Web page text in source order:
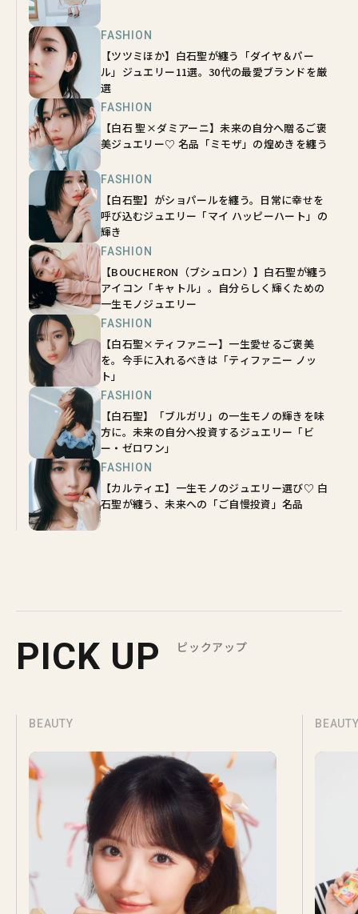
FASHION
【ツツミほか】白石聖が纏う「ダイヤ＆パー
ル」ジュエリー11選。30代の最愛ブランドを厳
選
FASHION
【白石 聖×ダミアーニ】未来の自分へ贈るご褒
美ジュエリー♡ 名品「ミモザ」の煌めきを纏う
FASHION
【白石聖】がショパールを纏う。日常に幸せを
呼び込むジュエリー「マイ ハッピーハート」の
輝き
FASHION
【BOUCHERON（ブシュロン）】白石聖が纏う
アイコン「キャトル」。自分らしく輝くための
一生モノジュエリー
FASHION
【白石聖×ティファニー】一生愛せるご褒美
を。今手に入れるべきは「ティファニー ノッ
ト」
FASHION
【白石聖】「ブルガリ」の一生モノの輝きを味
方に。未来の自分へ投資するジュエリー「ビ
ー・ゼロワン」
FASHION
【カルティエ】一生モノのジュエリー選び♡ 白
石聖が纏う、未来への「ご自慢投資」名品
PICK UP ピックアップ
BEAUTY